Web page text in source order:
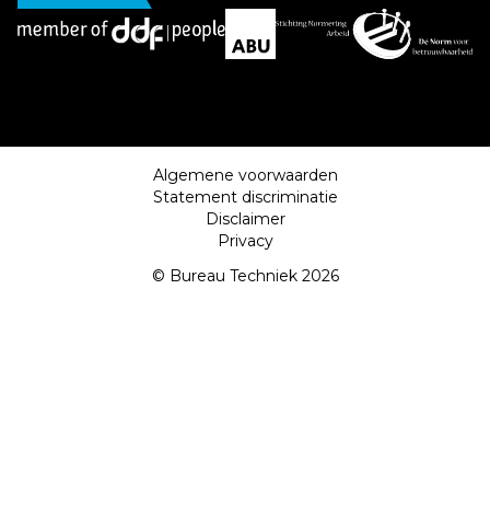
Algemene voorwaarden
Statement discriminatie
Disclaimer
Privacy
© Bureau Techniek 2026